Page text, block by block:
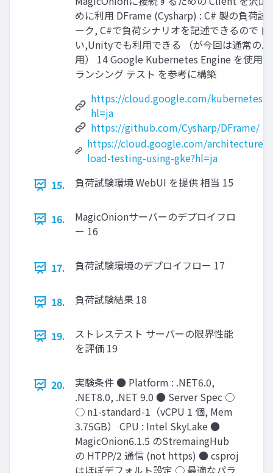
めに利用 DFrame (Cysharp) : C# 製の負荷試
ーク, C#で負荷シナリオを記述できるので
い,Unityでも利用できる （が今回は通常の
用） 14 Google Kubernetes Engine を使用
ランシング テスト を参考に構築
https://cloud.google.com/kubernetes-
hl=ja
https://github.com/Cysharp/DFrame/
https://cloud.google.com/architecture/
load-testing-using-gke?hl=ja
15.
負荷試験環境 WebUI を提供 相当 15
16.
MagicOnionサーバーのデプロイフロ
ー 16
17. 負荷試験環境のデプロイフロー 17
18. 負荷試験結果 18
19.
ストレステスト サーバーの限界性能
を評価 19
20.
実験条件 ● Platform : .NET6.0,
.NET8.0, .NET 9.0 ● Server Spec ○
○ n1-standard-1（vCPU 1 個, Mem
3.75GB） CPU : Intel SkyLake ●
MagicOnion6.1.5 のStremaingHub
の HTPP/2 通信 (not https) ● csproj